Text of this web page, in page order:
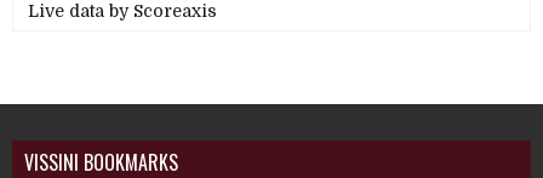
Live data by Scoreaxis
VISSINI BOOKMARKS